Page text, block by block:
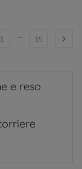
3 … 35 
e reso